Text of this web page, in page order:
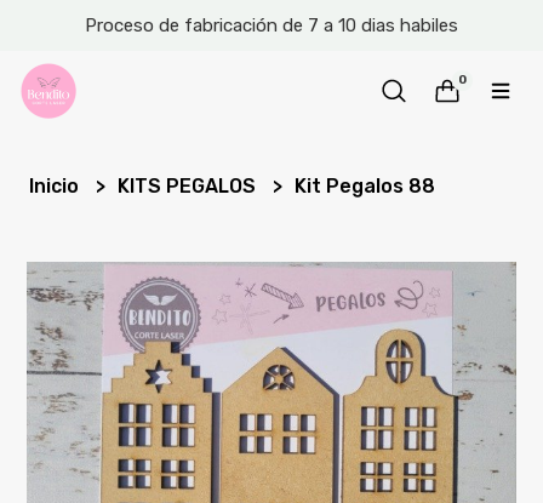
Proceso de fabricación de 7 a 10 dias habiles
0
Inicio KITS PEGALOS Kit Pegalos 88